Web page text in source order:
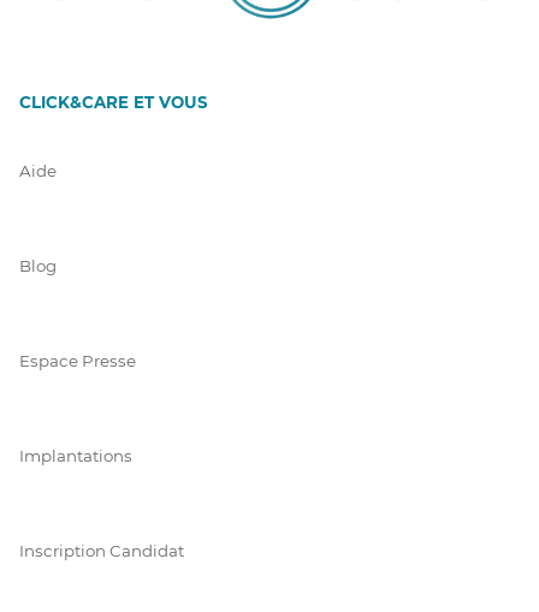
CLICK&CARE ET VOUS
Aide
Blog
Espace Presse
Implantations
Inscription Candidat